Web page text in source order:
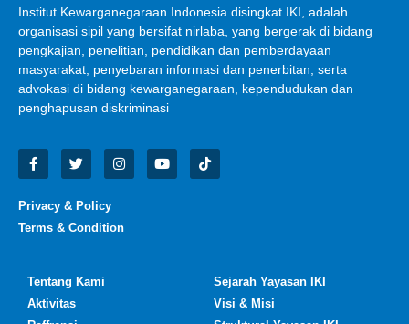
Institut Kewarganegaraan Indonesia disingkat IKI, adalah
organisasi sipil yang bersifat nirlaba, yang bergerak di bidang
pengkajian, penelitian, pendidikan dan pemberdayaan
masyarakat, penyebaran informasi dan penerbitan, serta
advokasi di bidang kewarganegaraan, kependudukan dan
penghapusan diskriminasi
Privacy & Policy
Terms & Condition
Tentang Kami
Aktivitas
Sejarah Yayasan IKI
Visi & Misi